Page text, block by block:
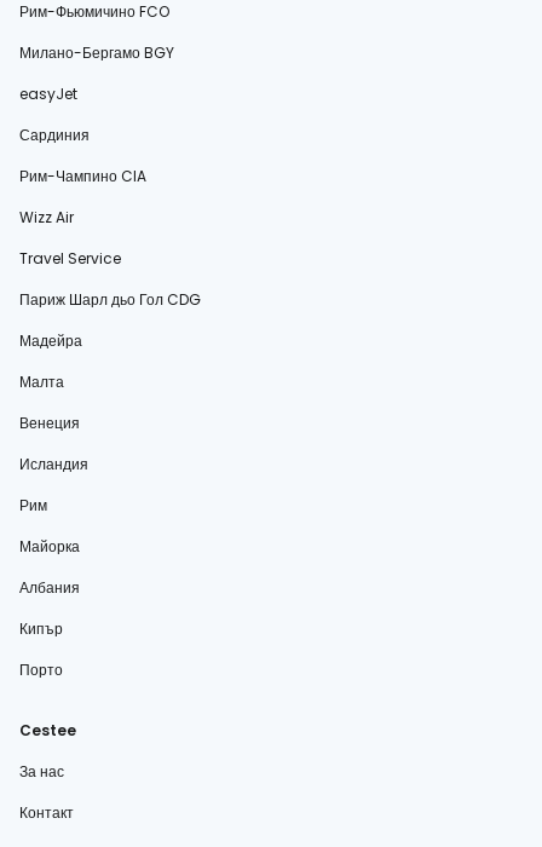
Рим-Фьюмичино FCO
Милано-Бергамо BGY
easyJet
Сардиния
Рим-Чампино CIA
Wizz Air
Travel Service
Париж Шарл дьо Гол CDG
Мадейра
Малта
Венеция
Исландия
Рим
Майорка
Албания
Кипър
Порто
Cestee
За нас
Контакт